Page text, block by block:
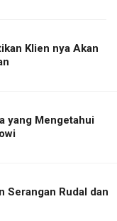
Klien nya Akan
yang Mengetahui
Serangan Rudal dan